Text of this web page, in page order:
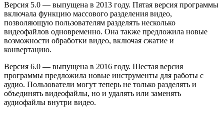
Версия 5.0 — выпущена в 2013 году. Пятая версия программы
включала функцию массового разделения видео,
позволяющую пользователям разделять несколько
видеофайлов одновременно. Она также предложила новые
возможности обработки видео, включая сжатие и
конвертацию.
Версия 6.0 — выпущена в 2016 году. Шестая версия
программы предложила новые инструменты для работы с
аудио. Пользователи могут теперь не только разделять и
объединять видеофайлы, но и удалять или заменять
аудиофайлы внутри видео.